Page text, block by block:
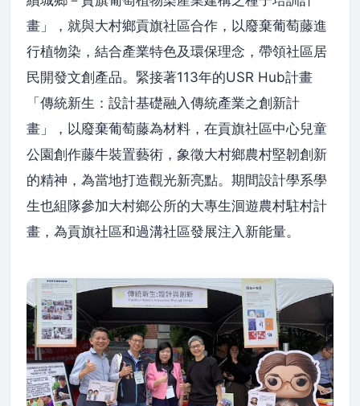
畫」，就與大村鄉貢旗社區合作，以廢棄葡萄藤進
行植物染，結合產業特色及環保理念，帶領社區居
民開發文創產品。緊接著113年的USR Hub計畫
「傳統新生：設計基礎融入傳統產業之創新計
畫」，以廢棄葡萄藤為材料，在貢旗社區中心兒童
公園創作藤牛裝置藝術，象徵大村鄉農村堅韌創新
的精神，為當地打造觀光新亮點。期間設計學系學
生也組隊參加大村鄉公所的大專生洄遊農村駐村計
畫，為貢旗社區和過溝社區發展注入新能量。